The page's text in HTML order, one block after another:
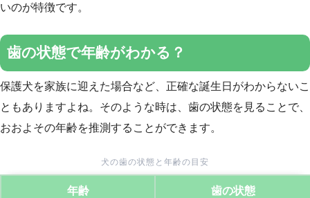
いのが特徴です。
歯の状態で年齢がわかる？
保護犬を家族に迎えた場合など、正確な誕生日がわからないこ
ともありますよね。そのような時は、歯の状態を見ることで、
おおよその年齢を推測することができます。
犬の歯の状態と年齢の目安
年齢 歯の状態